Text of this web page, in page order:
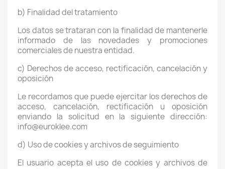
b) Finalidad del tratamiento
Los datos se trataran con la finalidad de mantenerle
informado de las novedades y promociones
comerciales de nuestra entidad.
c) Derechos de acceso, rectificación, cancelación y
oposición
Le recordamos que puede ejercitar los derechos de
acceso, cancelación, rectificación u oposición
enviando la solicitud en la siguiente dirección:
info@euroklee.com
d) Uso de cookies y archivos de seguimiento
El usuario acepta el uso de cookies y archivos de